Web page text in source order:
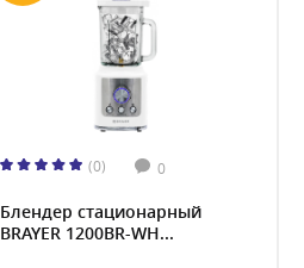
(0) 0
Блендер стационарный
BRAYER 1200BR-WH...